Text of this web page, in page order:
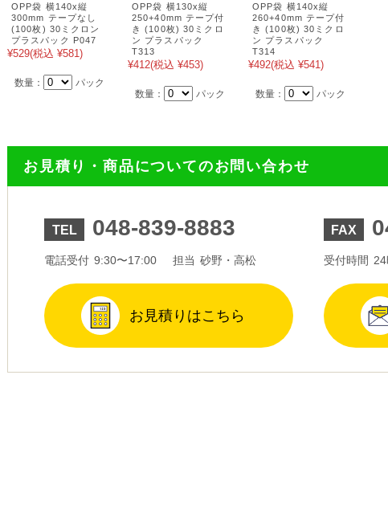
OPP袋 横140x縦
300mm テープなし
(100枚) 30ミクロン
プラスパック P047
¥529(税込 ¥581)
数量： パック
OPP袋 横130x縦
250+40mm テープ付
き (100枚) 30ミクロ
ン プラスパック
T313
¥412(税込 ¥453)
数量： パック
OPP袋 横140x縦
260+40mm テープ付
き (100枚) 30ミクロ
ン プラスパック
T314
¥492(税込 ¥541)
数量： パック
お見積り・商品についてのお問い合わせ
TEL 048-839-8883
電話受付 9:30〜17:00 担当 砂野・高松
お見積りはこちら
FAX
受付時間